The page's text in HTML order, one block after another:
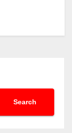
Search